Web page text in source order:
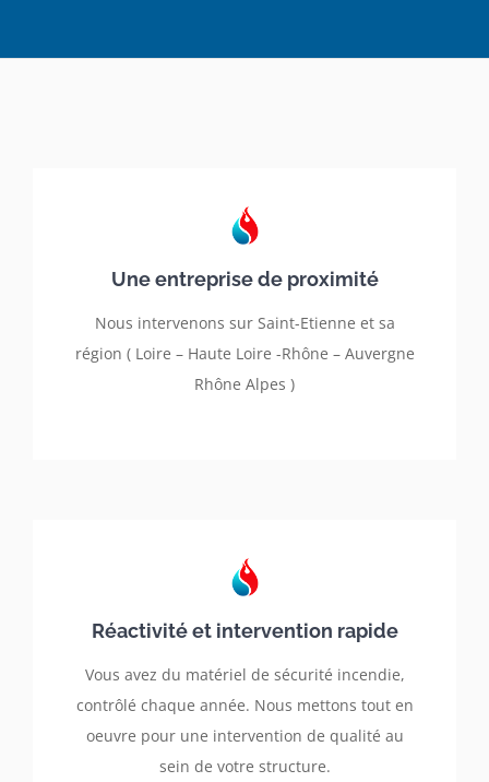
Une entreprise de proximité
Nous intervenons sur Saint-Etienne et sa
région ( Loire – Haute Loire -Rhône – Auvergne
Rhône Alpes )
Réactivité et intervention rapide
Vous avez du matériel de sécurité incendie,
contrôlé chaque année. Nous mettons tout en
oeuvre pour une intervention de qualité au
sein de votre structure.